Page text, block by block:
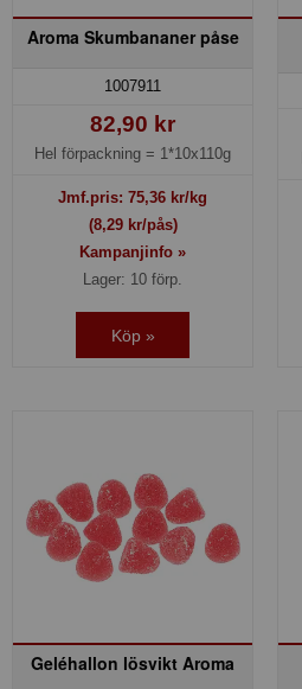
Aroma Skumbananer påse
1007911
82,90 kr
Hel förpackning = 1*10x110g
Jmf.pris: 75,36 kr/kg
(8,29 kr/pås)
Kampanjinfo »
Lager: 10 förp.
Köp »
Geléhallon lösvikt Aroma